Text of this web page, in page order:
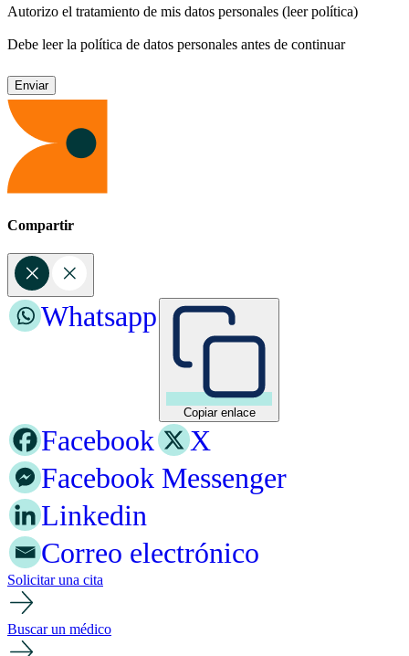
Autorizo el tratamiento de mis datos personales (leer política)
Debe leer la política de datos personales antes de continuar
Compartir
Copiar enlace
Whatsapp
Facebook
X
Facebook Messenger
Linkedin
Correo electrónico
Solicitar una cita
Buscar un médico